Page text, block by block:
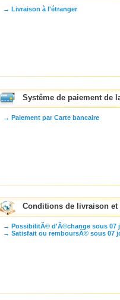
→ Livraison à l'étranger
Systême de paiement de
→ Paiement par Carte bancaire
Conditions de livraison
→ PossibilitÃ© d'Ã©change sous 07
→ Satisfait ou remboursÃ© sous 07